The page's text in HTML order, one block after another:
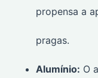
propensa a
pragas.
Alumínio: O